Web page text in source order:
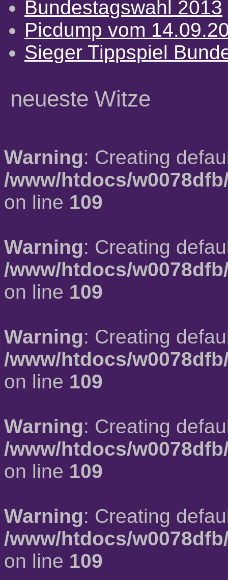
Bundestagswahl 2013
Picdump vom
Sieger Tippspiel
neueste Witze
Warning: Creating
/www/htdocs/
on line 109
Warning: Creating
/www/htdocs/
on line 109
Warning: Creating
/www/htdocs/
on line 109
Warning: Creating
/www/htdocs/
on line 109
Warning: Creating
/www/htdocs/
on line 109